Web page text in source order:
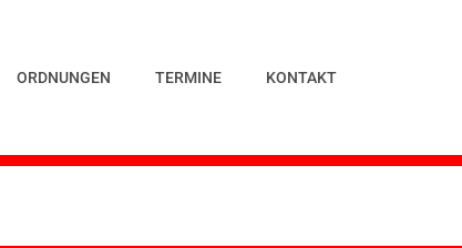
ORDNUNGEN TERMINE KONTAKT